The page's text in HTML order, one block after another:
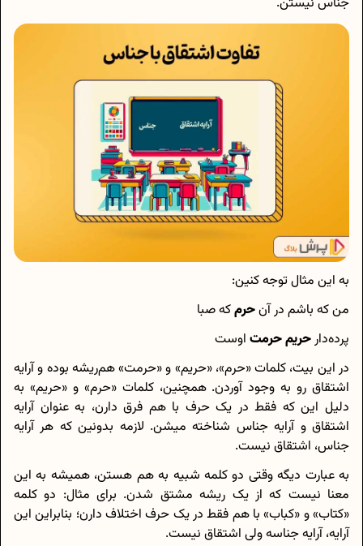
به این مثال توجه کنین:
من که باشم در آنحرمکه صبا
پرده‌دارحریمحرمت اوست
در این بیت، کلمات «حرم»، «حریم» و «حرمت» هم‌ریشه بوده و آرایه
اشتقاق رو به وجود آوردن. همچنین، کلمات «حرم» و «حریم» به
دلیل این که فقط در یک حرف با هم فرق دارن، به عنوان آرایه
اشتقاق و آرایه جناس شناخته میشن. لازمه بدونین که هر آرایه
جناس، اشتقاق نیست.
به عبارت دیگه وقتی دو کلمه شبیه به هم هستن، همیشه به این
معنا نیست که از یک ریشه مشتق شدن. برای مثال: دو کلمه
«کتاب» و «کباب» با هم فقط در یک حرف اختلاف دارن؛ بنابراین این
آرایه، آرایه جناسه ولی اشتقاق نیست.